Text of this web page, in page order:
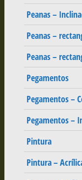
Peanas –
Peanas –
Peanas –
Pegamentos
Pegamentos –
Pegamentos –
Pintura
Pintura –